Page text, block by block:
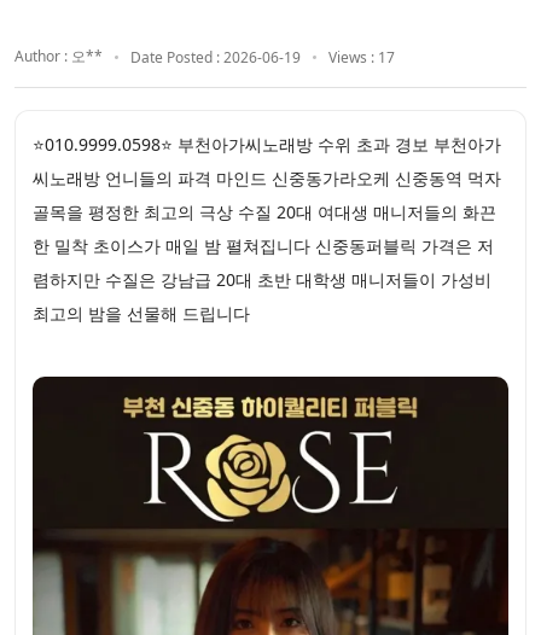
Author : 오** Date Posted : 2026-06-19 Views : 17
⭐010.9999.0598⭐ 부천아가씨노래방 수위 초과 경보 부천아가
씨노래방 언니들의 파격 마인드 신중동가라오케 신중동역 먹자
골목을 평정한 최고의 극상 수질 20대 여대생 매니저들의 화끈
한 밀착 초이스가 매일 밤 펼쳐집니다 신중동퍼블릭 가격은 저
렴하지만 수질은 강남급 20대 초반 대학생 매니저들이 가성비
최고의 밤을 선물해 드립니다